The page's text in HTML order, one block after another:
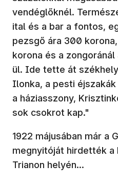
vendéglőknél.
ital és a bar a fontos,
pezsgő ára 300
korona és a
ül. Ide tette át
Ilonka, a pesti
a háziasszony,
sok csokrot kap."
1922 májusában már a
megnyitóját hirdették a
Trianon helyén...